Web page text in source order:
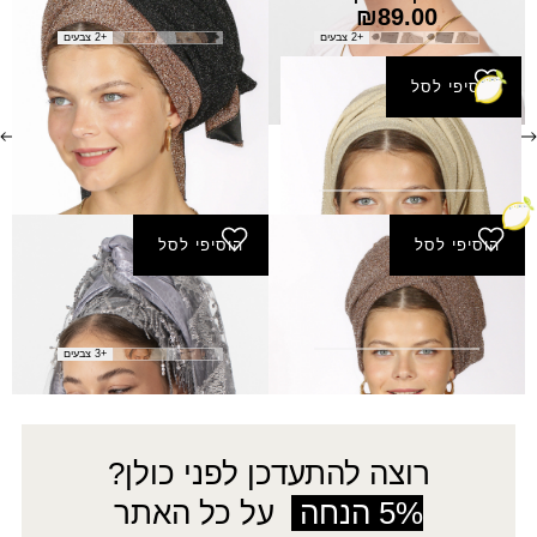
₪89.00
+2 צבעים
₪89.00
+2 צבעים
הוסיפי לסל
צעיף יצהר
60.00
הוסיפי לסל
צעיף תבור
₪ 60.00
הוסיפי לסל
צעיף ירדנית
₪160.00
+3 צבעים
רוצה להתעדכן לפני כולן?
5% הנחה
על כל האתר